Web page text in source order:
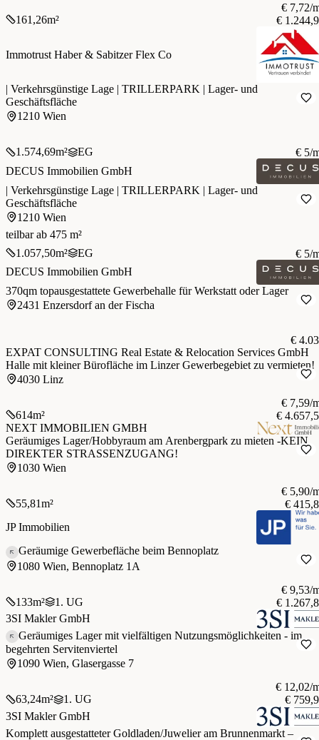
161,26m²
€ 7,72/
€
Immotrust Haber & Sabitzer Flex Co
| Verkehrsgünstige Lage | TRILLERPARK | Lager- und
Geschäftsfläche
1210 Wien
1.574,69m² EG
€ 5/
DECUS Immobilien GmbH
| Verkehrsgünstige Lage | TRILLERPARK | Lager- und
Geschäftsfläche
1210 Wien
teilbar ab 475 m²
1.057,50m² EG
€ 5/
DECUS Immobilien GmbH
370qm topausgestattete Gewerbehalle für Werkstatt oder Lager
2431 Enzersdorf an der Fischa
€
EXPAT CONSULTING Real Estate & Relocation Services GmbH
Halle mit kleiner Bürofläche im Linzer Gewerbegebiet zu vermieten!
4030 Linz
614m²
€ 7,59/
€
NEXT IMMOBILIEN GMBH
Geräumiges Lager/Hobbyraum am Arenbergpark zu mieten -KEIN
DIREKTER STRASSENZUGANG!
1030 Wien
55,81m²
€ 5,90/
€
JP Immobilien
Geräumige Gewerbefläche beim Bennoplatz
1080 Wien, Bennoplatz 1A
133m² 1. UG
€ 9,53/
€
3SI Makler GmbH
Geräumiges Lager mit vielfältigen Nutzungsmöglichkeiten - im
begehrten Servitenviertel
1090 Wien, Glasergasse 7
63,24m² 1. UG
€ 12,02/
€
3SI Makler GmbH
Komplett ausgestatteter Goldladen/Juwelier am Brunnenmarkt –